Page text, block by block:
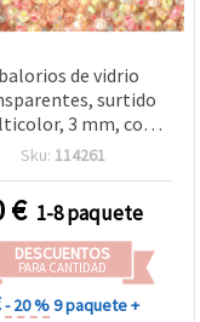
de vidrio
surtido
3 mm, con
interior que brilla en
Sku: 114261
€ 1-8 paquete
DESCUENTOS
PARA CANTIDAD
- 20 %9 paquete +